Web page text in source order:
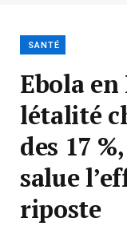
SANTÉ
Ebola
létalité
des 17
salue
riposte